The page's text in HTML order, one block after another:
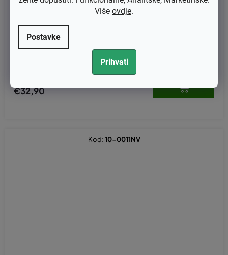
Više ovdje.
Postavke
Prihvati
Mineralno ulje za lance motornih pila-5L
€32,90
Kod:10-0011NV